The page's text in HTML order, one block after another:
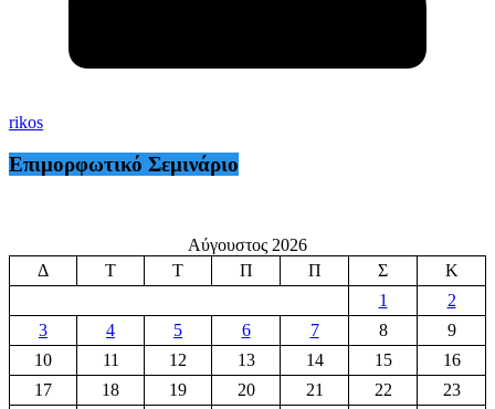
rikos
Επιμορφωτικό Σεμινάριο
Αύγουστος 2026
Δ
Τ Τ Π Π Σ
Κ
1
2
3
4 5 6 7 8
9
10
11 12 13 14 15
16
17
18 19 20 21 22
23